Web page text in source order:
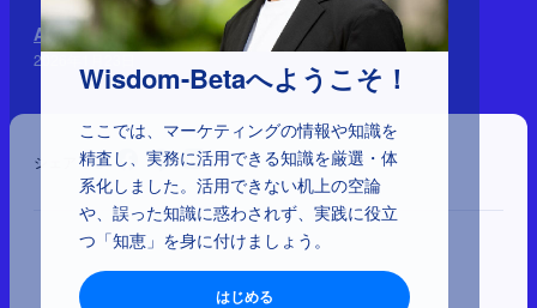
Wisdom-Betaへようこそ！
ここでは、マーケティングの情報や知識を
精査し、実務に活用できる知識を厳選・体
系化しました。活用できない机上の空論
や、誤った知識に惑わされず、実践に役立
つ「知恵」を身に付けましょう。
はじめる
Apple 神話の検証
2026年1月23日
シェア